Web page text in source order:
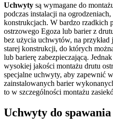
Uchwyty są wymagane do
podczas instalacji na
konstrukcjach. W bardzo rzadkich
ostrzowego Egoza lub barier z
bez użycia uchwytów, na przykład
starej konstrukcji, do których
lub barierę zabezpieczającą.
wysokiej jakości montażu drutu
specjalne uchwyty, aby zapewnić
zainstalowanych barier
to w szczególności montażu
Uchwyty do spawania